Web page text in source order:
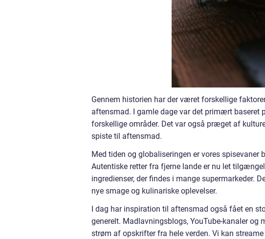
Gennem historien har der været forskellige
aftensmad. I gamle dage var det primært
forskellige områder. Det var også præget af
spiste til aftensmad.
Med tiden og globaliseringen er vores
Autentiske retter fra fjerne lande er nu let
ingredienser, der findes i mange supermarkeder.
nye smage og kulinariske oplevelser.
I dag har inspiration til aftensmad også fået en
generelt. Madlavningsblogs, YouTube-kanaler og
strøm af opskrifter fra hele verden. Vi kan